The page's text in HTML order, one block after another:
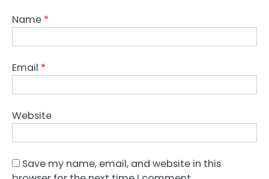
Name *
Email *
Website
Save my name, email, and website in this